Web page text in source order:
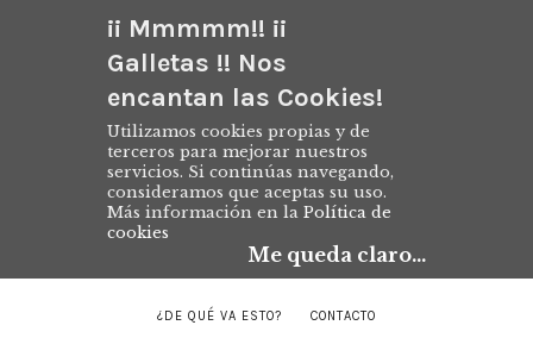
¡¡ Mmmmm!! ¡¡
Galletas !! Nos
encantan las Cookies!
Utilizamos cookies propias y de
terceros para mejorar nuestros
servicios. Si continúas navegando,
consideramos que aceptas su uso.
Más información en la Política de
cookies
Me queda claro...
¿DE QUÉ VA ESTO? CONTACTO